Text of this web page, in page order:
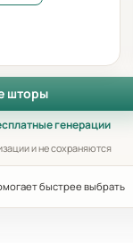
шторы
генерации
и не сохраняются
быстрее выбрать